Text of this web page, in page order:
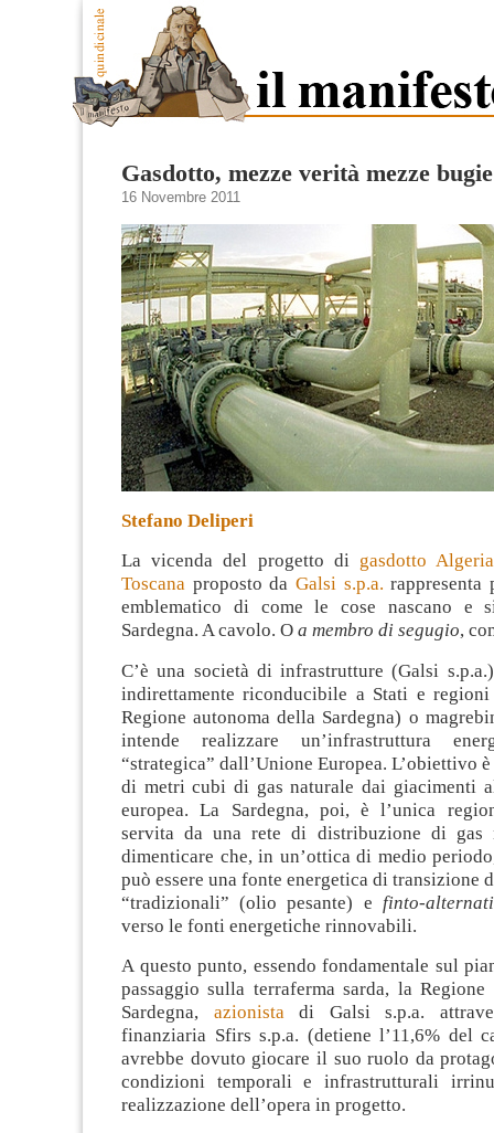
Gasdotto, mezze verità mezze bugie
16 Novembre 2011
Stefano Deliperi
La vicenda del progetto di gasdotto
Toscana proposto da Galsi s.p.a. rappresenta
emblematico di come le cose nascano e
Sardegna. A cavolo. O a membro di segugio,
C’è una società di infrastrutture (Galsi
indirettamente riconducibile a Stati e
Regione autonoma della Sardegna) o
intende realizzare un’infrastruttura
“strategica” dall’Unione Europea. L’obiettivo
di metri cubi di gas naturale dai giacimenti
europea. La Sardegna, poi, è l’unica
servita da una rete di distribuzione di gas
dimenticare che, in un’ottica di medio
può essere una fonte energetica di transizione
“tradizionali” (olio pesante) e finto-
verso le fonti energetiche rinnovabili.
A questo punto, essendo fondamentale sul
passaggio sulla terraferma sarda, la Regione
Sardegna, azionistadi Galsi s.p.a.
finanziaria Sfirs s.p.a. (detiene l’11,6% del
avrebbe dovuto giocare il suo ruolo da
condizioni temporali e infrastrutturali
realizzazione dell’opera in progetto.